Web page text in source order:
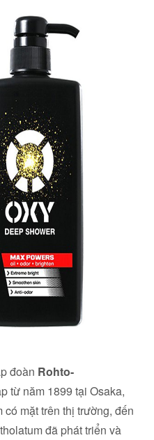
đoàn Rohto-
từ năm 1899 tại Osaka,
mặt trên thị trường, đến
đã phát triển và